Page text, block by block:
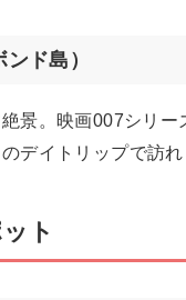
ド島）
景。映画007シリ
デイトリップで訪れ
ト